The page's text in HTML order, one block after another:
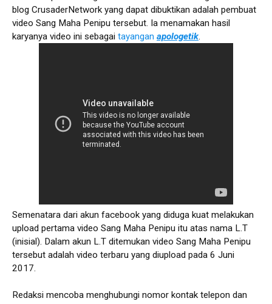
blog CrusaderNetwork yang dapat dibuktikan adalah pembuat
video Sang Maha Penipu tersebut. Ia menamakan hasil
karyanya video ini sebagai tayangan apologetik.
Semenatara dari akun facebook yang diduga kuat melakukan
upload pertama video Sang Maha Penipu itu atas nama L.T
(inisial). Dalam akun L.T ditemukan video Sang Maha Penipu
tersebut adalah video terbaru yang diupload pada 6 Juni
2017.
Redaksi mencoba menghubungi nomor kontak telepon dan